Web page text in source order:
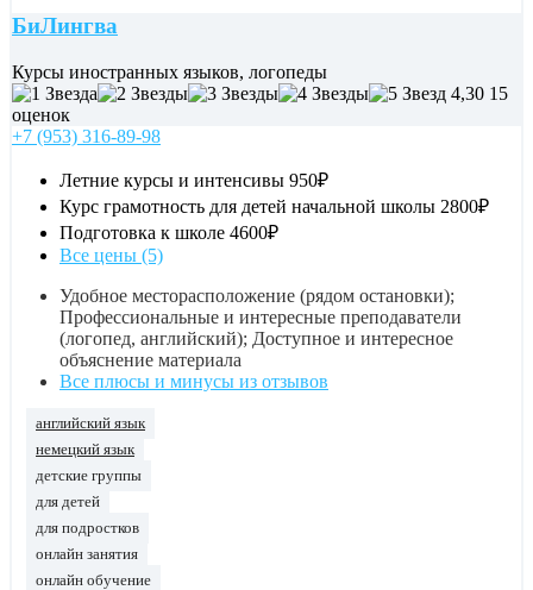
БиЛингва
Курсы иностранных языков, логопеды
4,30 15
оценок
+7 (953) 316-89-98
Летние курсы и интенсивы 950₽
Курс грамотность для детей начальной школы 2800₽
Подготовка к школе 4600₽
Все цены (5)
Удобное месторасположение (рядом остановки);
Профессиональные и интересные преподаватели
(логопед, английский); Доступное и интересное
объяснение материала
Все плюсы и минусы из отзывов
английский язык
немецкий язык
детские группы
для детей
для подростков
онлайн занятия
онлайн обучение